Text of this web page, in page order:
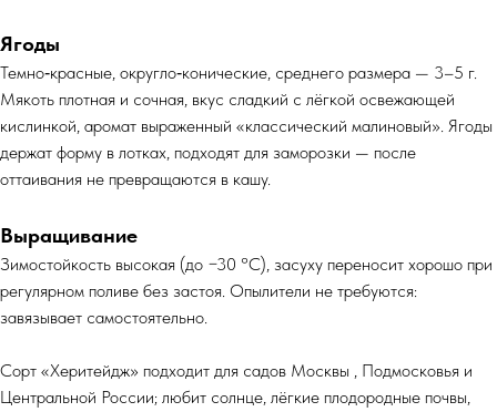
Ягоды
Темно‑красные, округло‑конические, среднего размера — 3–5 г.
Мякоть плотная и сочная, вкус сладкий с лёгкой освежающей
кислинкой, аромат выраженный «классический малиновый». Ягоды
держат форму в лотках, подходят для заморозки — после
оттаивания не превращаются в кашу.
Выращивание
Зимостойкость высокая (до −30 °C), засуху переносит хорошо при
регулярном поливе без застоя. Опылители не требуются:
завязывает самостоятельно.
Сорт «Херитейдж» подходит для садов Москвы , Подмосковья и
Центральной России; любит солнце, лёгкие плодородные почвы,